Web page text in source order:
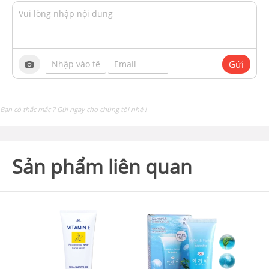
Gửi
Bạn có thắc mắc ? Gửi ngay cho chúng tôi nhé !
Sản phẩm liên quan